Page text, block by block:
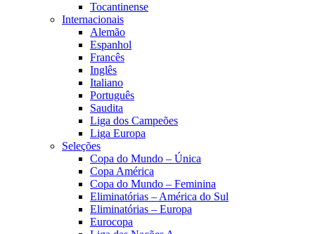
Tocantinense
Internacionais
Alemão
Espanhol
Francês
Inglês
Italiano
Português
Saudita
Liga dos Campeões
Liga Europa
Seleções
Copa do Mundo – Única
Copa América
Copa do Mundo – Feminina
Eliminatórias – América do Sul
Eliminatórias – Europa
Eurocopa